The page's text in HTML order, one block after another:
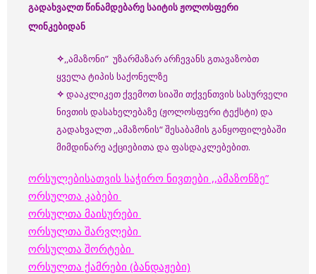
გადახვალთწინამდებარესაიტისჟოლოსფერი
ლინკებიდან
✧,,ამაზონი” უზარმაზარ არჩევანს გთავაზობთ
ყველა ტიპის საქონელზე
✧ დააკლიკეთ ქვემოთ სიაში თქვენთვის სასურველი
ნივთის დასახელებაზე (ჟოლოსფერი ტექსტი) და
გადახვალთ ,,ამაზონის“ შესაბამის განყოფილებაში
მიმდინარე აქციებითა და ფასდაკლებებით.
ორსულებისათვის საჭირო ნივთები ,,ამაზონზე”
ორსულთა კაბები
ორსულთა მაისურები
ორსულთა შარვლები
ორსულთა შორტები
ორსულთა ქამრები (ბანდაჟები)